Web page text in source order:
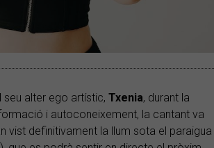
alter ego artístic, Txenia, durant la
i autoconeixement, la cantant va
vist definitivament la llum sota el paraigua